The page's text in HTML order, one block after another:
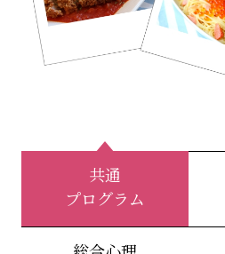
共通
プログラム